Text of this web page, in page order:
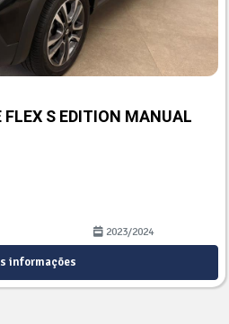
FLEX S EDITION MANUAL
2023/2024
informações